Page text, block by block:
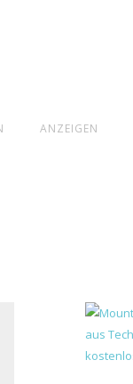
ANZEIGEN